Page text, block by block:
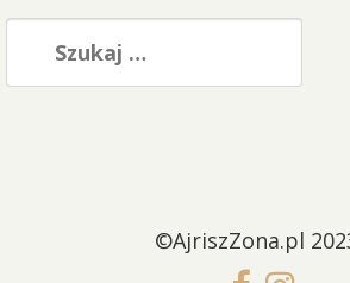
©AjriszZona.pl